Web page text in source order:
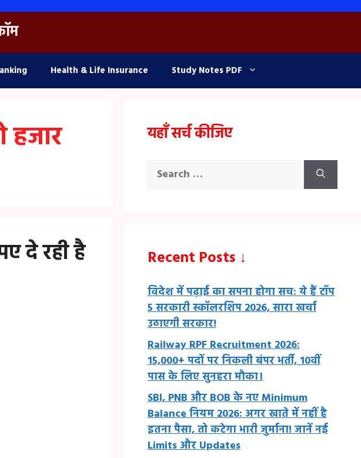
Health & Life Insurance Study Notes PDF
हजार
दे रही है
यहाँ सर्च कीजिए
Search
Recent Posts ↓
विदेश में पढ़ाई का सपना होगा सच: ये हैं टॉप
5 सरकारी स्कॉलरशिप 2026, सारा खर्चा
उठाएगी सरकार!
Railway RPF Recruitment 2026:
15,000+ पदों पर निकली बंपर भर्ती, 10वीं
पास के लिए सुनहरा मौका।
SBI, PNB और BOB के नए Minimum
Balance नियम 2026: अगर खाते में नहीं है
इतना पैसा, तो कटेगा भारी जुर्माना! जानें नई
Limits और Updates